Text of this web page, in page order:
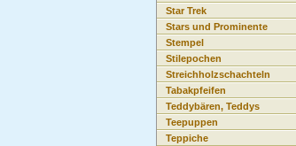
Star Trek
Stars und Prominente
Stempel
Stilepochen
Streichholzschachteln
Tabakpfeifen
Teddybären, Teddys
Teepuppen
Teppiche